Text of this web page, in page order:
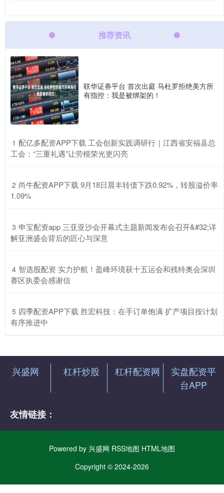
推荐资讯
联华证券平台 首次出庭 马杜罗拒绝美方所
有指控：我是被绑架的！
1 ​配亿多配资APP下载 工会创新实践调研行｜江西省安福县总
工会：“三重礼遇”让劳模荣光更闪亮
2 ​尚牛配资APP下载 9月18日晨丰转债下跌0.92%，转股溢价率
1.09%
3 ​申宝配资app 三亚亚沙会开幕式主题新闻发布会召开&#32;详
解亚洲盛会背后的匠心与深意
4 ​智选股配资 实力护航！盈峰环境获十五运会和残特奥会深圳
赛区执委会感谢信
5 ​四季配资APP下载 胜宏科技：在手订单饱满 扩产项目按计划
有序推进中
兴盛网 杠杆炒股 杠杆配资网
实盘配资平
台APP
友情链接：
Powered by 兴盛网 RSS地图 HTML地图
Copyright © 2024-2026